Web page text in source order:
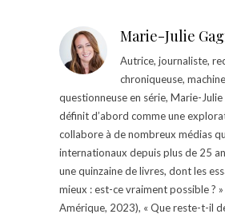
Marie-Julie
Autrice, journaliste,
chroniqueuse,
questionneuse en série, Marie-Julie
définit d’abord comme une
collabore à de nombreux médias
internationaux depuis plus de 25
une quinzaine de livres, dont les
mieux : est-ce vraiment possible ?
Amérique, 2023), « Que reste-t-il